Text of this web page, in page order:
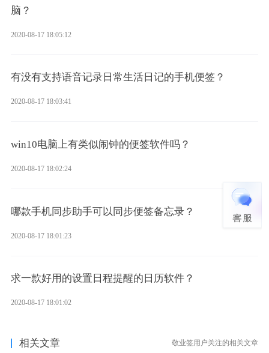
脑？
2020-08-17 18:05:12
有没有支持语音记录日常生活日记的手机便签？
2020-08-17 18:03:41
win10电脑上有类似闹钟的便签软件吗？
2020-08-17 18:02:24
哪款手机同步助手可以同步便签备忘录？
2020-08-17 18:01:23
求一款好用的设置日程提醒的日历软件？
2020-08-17 18:01:02
相关文章 敬业签用户关注的相关文章